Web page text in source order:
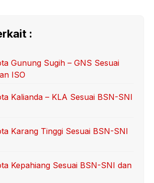
:
Gunung Sugih – GNS Sesuai
ISO
Kalianda – KLA Sesuai BSN-SNI
Karang Tinggi Sesuai BSN-SNI
Kepahiang Sesuai BSN-SNI dan